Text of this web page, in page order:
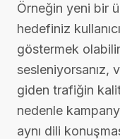
Örneğin yeni bir
hedefiniz
göstermek
sesleniyorsanız,
giden trafiğin
nedenle
aynı dili